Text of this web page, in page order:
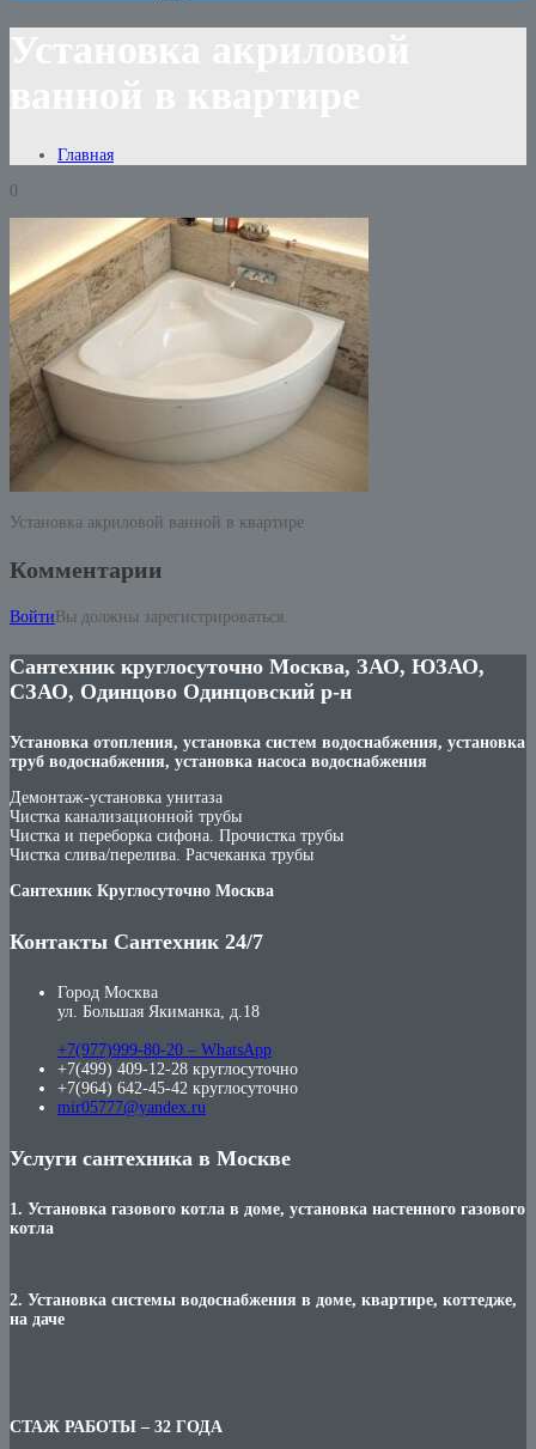
Главная
0
Установка акриловой ванной в квартире
Комментарии
ВойтиВы должны зарегистрироваться.
Сантехник круглосуточно Москва, ЗАО, ЮЗАО,
СЗАО, Одинцово Одинцовский р-н
Установка отопления, установка систем водоснабжения, установка
труб водоснабжения, установка насоса водоснабжения
Демонтаж-установка унитаза
Чистка канализационной трубы
Чистка и переборка сифона. Прочистка трубы
Чистка слива/перелива. Расчеканка трубы
Сантехник Круглосуточно Москва
Контакты Сантехник 24/7
Город Москва
ул. Большая Якиманка, д.18
+7(977)999-80-20 – WhatsApp
+7(499) 409-12-28 круглосуточно
+7(964) 642-45-42 круглосуточно
mir05777@yandex.ru
Услуги сантехника в Москве
1. Установка газового котла в доме, установка настенного газового
котла
2. Установка системы водоснабжения в доме, квартире, коттедже,
на даче
СТАЖ РАБОТЫ – 32 ГОДА